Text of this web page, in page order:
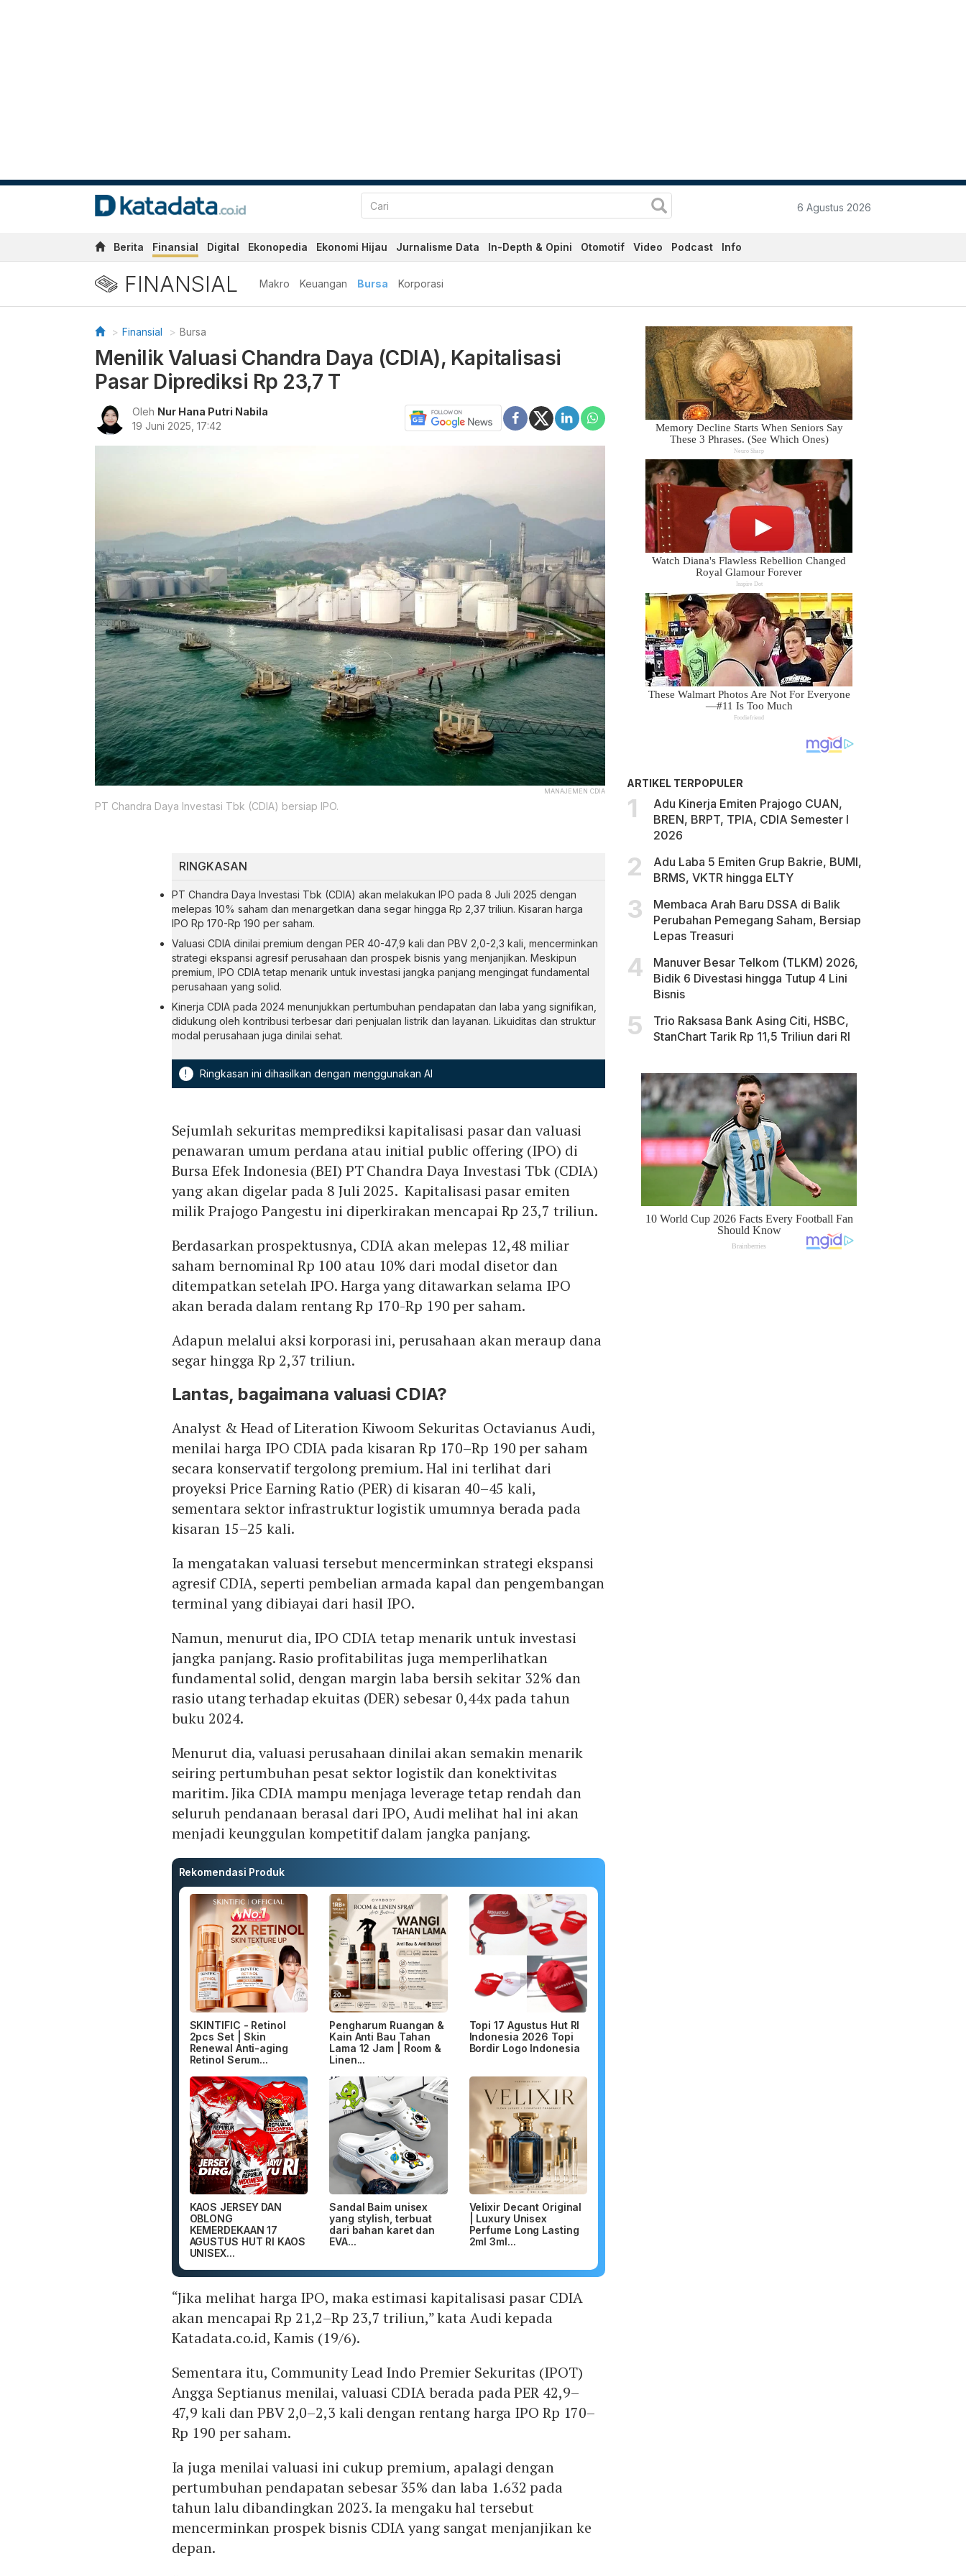
6 Agustus 2026
Berita Finansial Digital Ekonopedia Ekonomi Hijau Jurnalisme Data In-Depth & Opini Otomotif Video Podcast Info
FINANSIAL Makro Keuangan Bursa Korporasi
Finansial Bursa
Menilik Valuasi Chandra Daya (CDIA), Kapitalisasi
Pasar Diprediksi Rp 23,7 T
Oleh Nur Hana Putri Nabila
19 Juni 2025, 17:42
MANAJEMEN CDIA
PT Chandra Daya Investasi Tbk (CDIA) bersiap IPO.
RINGKASAN
PT Chandra Daya Investasi Tbk (CDIA) akan melakukan IPO pada 8 Juli 2025 dengan
melepas 10% saham dan menargetkan dana segar hingga Rp 2,37 triliun. Kisaran harga
IPO Rp 170-Rp 190 per saham.
Valuasi CDIA dinilai premium dengan PER 40-47,9 kali dan PBV 2,0-2,3 kali, mencerminkan
strategi ekspansi agresif perusahaan dan prospek bisnis yang menjanjikan. Meskipun
premium, IPO CDIA tetap menarik untuk investasi jangka panjang mengingat fundamental
perusahaan yang solid.
Kinerja CDIA pada 2024 menunjukkan pertumbuhan pendapatan dan laba yang signifikan,
didukung oleh kontribusi terbesar dari penjualan listrik dan layanan. Likuiditas dan struktur
modal perusahaan juga dinilai sehat.
! Ringkasan ini dihasilkan dengan menggunakan AI
Sejumlah sekuritas memprediksi kapitalisasi pasar dan valuasi
penawaran umum perdana atau initial public offering (IPO) di
Bursa Efek Indonesia (BEI) PT Chandra Daya Investasi Tbk (CDIA)
yang akan digelar pada 8 Juli 2025. Kapitalisasi pasar emiten
milik Prajogo Pangestu ini diperkirakan mencapai Rp 23,7 triliun.
Berdasarkan prospektusnya, CDIA akan melepas 12,48 miliar
saham bernominal Rp 100 atau 10% dari modal disetor dan
ditempatkan setelah IPO. Harga yang ditawarkan selama IPO
akan berada dalam rentang Rp 170-Rp 190 per saham.
Adapun melalui aksi korporasi ini, perusahaan akan meraup dana
segar hingga Rp 2,37 triliun.
Lantas, bagaimana valuasi CDIA?
Analyst & Head of Literation Kiwoom Sekuritas Octavianus Audi,
menilai harga IPO CDIA pada kisaran Rp 170–Rp 190 per saham
secara konservatif tergolong premium. Hal ini terlihat dari
proyeksi Price Earning Ratio (PER) di kisaran 40–45 kali,
sementara sektor infrastruktur logistik umumnya berada pada
kisaran 15–25 kali.
Ia mengatakan valuasi tersebut mencerminkan strategi ekspansi
agresif CDIA, seperti pembelian armada kapal dan pengembangan
terminal yang dibiayai dari hasil IPO.
Namun, menurut dia, IPO CDIA tetap menarik untuk investasi
jangka panjang. Rasio profitabilitas juga memperlihatkan
fundamental solid, dengan margin laba bersih sekitar 32% dan
rasio utang terhadap ekuitas (DER) sebesar 0,44x pada tahun
buku 2024.
Menurut dia, valuasi perusahaan dinilai akan semakin menarik
seiring pertumbuhan pesat sektor logistik dan konektivitas
maritim. Jika CDIA mampu menjaga leverage tetap rendah dan
seluruh pendanaan berasal dari IPO, Audi melihat hal ini akan
menjadi keunggulan kompetitif dalam jangka panjang.
Rekomendasi Produk
SKINTIFIC - Retinol
2pcs Set | Skin
Renewal Anti-aging
Retinol Serum...
Pengharum Ruangan &
Kain Anti Bau Tahan
Lama 12 Jam | Room &
Linen...
Topi 17 Agustus Hut RI
Indonesia 2026 Topi
Bordir Logo Indonesia
KAOS JERSEY DAN
OBLONG
KEMERDEKAAN 17
AGUSTUS HUT RI KAOS
UNISEX...
Sandal Baim unisex
yang stylish, terbuat
dari bahan karet dan
EVA...
Velixir Decant Original
| Luxury Unisex
Perfume Long Lasting
2ml 3ml...
“Jika melihat harga IPO, maka estimasi kapitalisasi pasar CDIA
akan mencapai Rp 21,2–Rp 23,7 triliun,” kata Audi kepada
Katadata.co.id, Kamis (19/6).
Sementara itu, Community Lead Indo Premier Sekuritas (IPOT)
Angga Septianus menilai, valuasi CDIA berada pada PER 42,9–
47,9 kali dan PBV 2,0–2,3 kali dengan rentang harga IPO Rp 170–
Rp 190 per saham.
Ia juga menilai valuasi ini cukup premium, apalagi dengan
pertumbuhan pendapatan sebesar 35% dan laba 1.632 pada
tahun lalu dibandingkan 2023. Ia mengaku hal tersebut
mencerminkan prospek bisnis CDIA yang sangat menjanjikan ke
depan.
ARTIKEL TERPOPULER
Adu Kinerja Emiten Prajogo CUAN,
BREN, BRPT, TPIA, CDIA Semester I
2026
Adu Laba 5 Emiten Grup Bakrie, BUMI,
BRMS, VKTR hingga ELTY
Membaca Arah Baru DSSA di Balik
Perubahan Pemegang Saham, Bersiap
Lepas Treasuri
Manuver Besar Telkom (TLKM) 2026,
Bidik 6 Divestasi hingga Tutup 4 Lini
Bisnis
Trio Raksasa Bank Asing Citi, HSBC,
StanChart Tarik Rp 11,5 Triliun dari RI